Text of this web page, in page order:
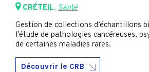
CRÉTEIL, Santé
Gestion de collections d’échantillons
l’étude de pathologies cancéreuses,
de certaines maladies rares.
Découvrir le CRB